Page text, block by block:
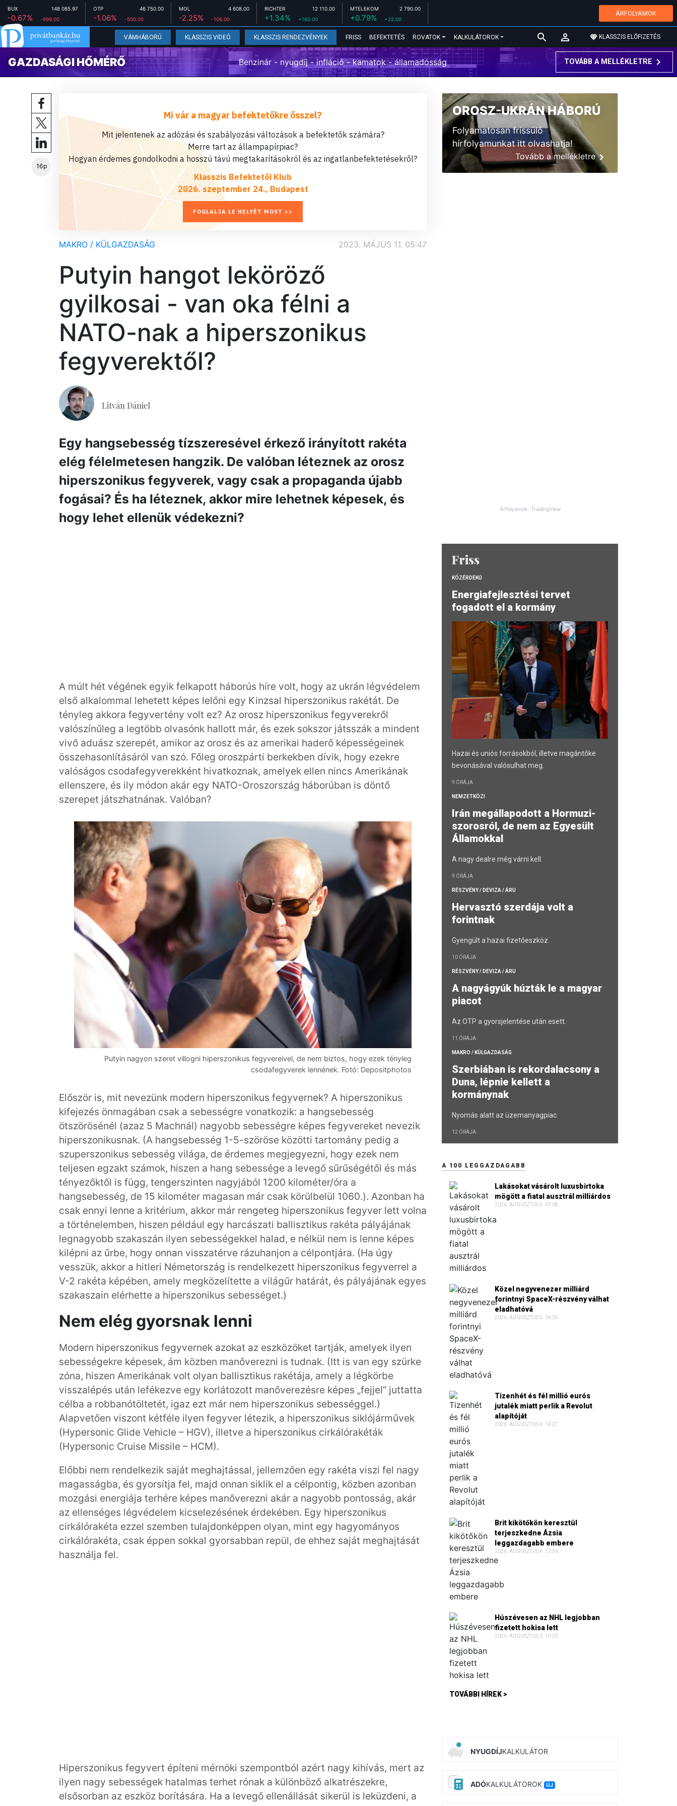
BUX 148 085.97
-0.67% -999.00
OTP 46 750.00
-1.06% -500.00
MOL 4 608.00
-2.25% -106.00
RICHTER 12 110.00
+1.34% +160.00
MTELEKOM 2 790.00
+0.79% +22.00
ÁRFOLYAMOK
VÁMHÁBORÚ KLASSZIS VIDEÓ KLASSZIS RENDEZVÉNYEK FRISS BEFEKTETÉS ROVATOK KALKULÁTOROK KLASSZIS ELŐFIZETÉS
GAZDASÁGI HŐMÉRŐ Benzinár - nyugdíj - infláció - kamatok - államadósság TOVÁBB A MELLÉKLETRE
16p
Mi vár a magyar befektetőkre ősszel?
Mit jelentenek az adózási és szabályozási változások a befektetők számára?
Merre tart az állampapírpiac?
Hogyan érdemes gondolkodni a hosszú távú megtakarításokról és az ingatlanbefektetésekről?
Klasszis Befektetői Klub
2026. szeptember 24., Budapest
FOGLALJA LE HELYÉT MOST >>
MAKRO / KÜLGAZDASÁG 2023. MÁJUS 11. 05:47
Putyin hangot leköröző
gyilkosai - van oka félni a
NATO-nak a hiperszonikus
fegyverektől?
Litván Dániel
Egy hangsebesség tízszeresével érkező irányított rakéta
elég félelmetesen hangzik. De valóban léteznek az orosz
hiperszonikus fegyverek, vagy csak a propaganda újabb
fogásai? És ha léteznek, akkor mire lehetnek képesek, és
hogy lehet ellenük védekezni?
A múlt hét végének egyik felkapott háborús híre volt, hogy az ukrán légvédelem
első alkalommal lehetett képes lelőni egy Kinzsal hiperszonikus rakétát. De
tényleg akkora fegyvertény volt ez? Az orosz hiperszonikus fegyverekről
valószínűleg a legtöbb olvasónk hallott már, és ezek sokszor játsszák a mindent
vivő aduász szerepét, amikor az orosz és az amerikai haderő képességeinek
összehasonlításáról van szó. Főleg oroszpárti berkekben dívik, hogy ezekre
valóságos csodafegyverekként hivatkoznak, amelyek ellen nincs Amerikának
ellenszere, és ily módon akár egy NATO-Oroszország háborúban is döntő
szerepet játszhatnának. Valóban?
Putyin nagyon szeret villogni hiperszonikus fegyvereivel, de nem biztos, hogy ezek tényleg
csodafegyverek lennének. Fotó: Depositphotos
Először is, mit nevezünk modern hiperszonikus fegyvernek? A hiperszonikus
kifejezés önmagában csak a sebességre vonatkozik: a hangsebesség
ötszörösénél (azaz 5 Machnál) nagyobb sebességre képes fegyvereket nevezik
hiperszonikusnak. (A hangsebesség 1-5-szöröse közötti tartomány pedig a
szuperszonikus sebesség világa, de érdemes megjegyezni, hogy ezek nem
teljesen egzakt számok, hiszen a hang sebessége a levegő sűrűségétől és más
tényezőktől is függ, tengerszinten nagyjából 1200 kilométer/óra a
hangsebesség, de 15 kilométer magasan már csak körülbelül 1060.). Azonban ha
csak ennyi lenne a kritérium, akkor már rengeteg hiperszonikus fegyver lett volna
a történelemben, hiszen például egy harcászati ballisztikus rakéta pályájának
legnagyobb szakaszán ilyen sebességekkel halad, e nélkül nem is lenne képes
kilépni az űrbe, hogy onnan visszatérve rázuhanjon a célpontjára. (Ha úgy
vesszük, akkor a hitleri Németország is rendelkezett hiperszonikus fegyverrel a
V-2 rakéta képében, amely megközelítette a világűr határát, és pályájának egyes
szakaszain elérhette a hiperszonikus sebességet.)
Nem elég gyorsnak lenni
Modern hiperszonikus fegyvernek azokat az eszközöket tartják, amelyek ilyen
sebességekre képesek, ám közben manőverezni is tudnak. (Itt is van egy szürke
zóna, hiszen Amerikának volt olyan ballisztikus rakétája, amely a légkörbe
visszalépés után lefékezve egy korlátozott manőverezésre képes „fejjel” juttatta
célba a robbanótöltetét, igaz ezt már nem hiperszonikus sebességgel.)
Alapvetően viszont kétféle ilyen fegyver létezik, a hiperszonikus siklójárművek
(Hypersonic Glide Vehicle – HGV), illetve a hiperszonikus cirkálórakéták
(Hypersonic Cruise Missile – HCM).
Előbbi nem rendelkezik saját meghajtással, jellemzően egy rakéta viszi fel nagy
magasságba, és gyorsítja fel, majd onnan siklik el a célpontig, közben azonban
mozgási energiája terhére képes manőverezni akár a nagyobb pontosság, akár
az ellenséges légvédelem kicselezésének érdekében. Egy hiperszonikus
cirkálórakéta ezzel szemben tulajdonképpen olyan, mint egy hagyományos
cirkálórakéta, csak éppen sokkal gyorsabban repül, de ehhez saját meghajtását
használja fel.
Hiperszonikus fegyvert építeni mérnöki szempontból azért nagy kihívás, mert az
ilyen nagy sebességek hatalmas terhet rónak a különböző alkatrészekre,
elsősorban az eszköz borítására. Ha a levegő ellenállását sikerül is leküzdeni, a
OROSZ-UKRÁN HÁBORÚ
Folyamatosan frissülő
hírfolyamunkat itt olvashatja!
Tovább a mellékletre
Árfolyamok: TradingView
Friss
KÖZÉRDEKŰ
Energiafejlesztési tervet
fogadott el a kormány
Hazai és uniós forrásokból, illetve magántőke
bevonásával valósulhat meg.
9 ÓRÁJA
NEMZETKÖZI
Irán megállapodott a Hormuzi-
szorosról, de nem az Egyesült
Államokkal
A nagy dealre még várni kell.
9 ÓRÁJA
RÉSZVÉNY / DEVIZA / ÁRU
Hervasztó szerdája volt a
forintnak
Gyengült a hazai fizetőeszköz.
10 ÓRÁJA
RÉSZVÉNY / DEVIZA / ÁRU
A nagyágyúk húzták le a magyar
piacot
Az OTP a gyorsjelentése után esett.
11 ÓRÁJA
MAKRO / KÜLGAZDASÁG
Szerbiában is rekordalacsony a
Duna, lépnie kellett a
kormánynak
Nyomás alatt az üzemanyagpiac.
12 ÓRÁJA
A 100 LEGGAZDAGABB
Lakásokat vásárolt luxusbirtoka
mögött a fiatal ausztrál milliárdos
2026. AUGUSZTUS 5. 07:08
Közel negyvenezer milliárd
forintnyi SpaceX-részvény válhat
eladhatóvá
2026. AUGUSZTUS 5. 06:35
Tizenhét és fél millió eurós
jutalék miatt perlik a Revolut
alapítóját
2026. AUGUSZTUS 4. 14:27
Brit kikötőkön keresztül
terjeszkedne Ázsia
leggazdagabb embere
2026. AUGUSZTUS 4. 13:56
Húszévesen az NHL legjobban
fizetett hokisa lett
2026. AUGUSZTUS 3. 10:03
TOVÁBBI HÍREK >
NYUGDÍJKALKULÁTOR
ADÓKALKULÁTOROK ÚJ